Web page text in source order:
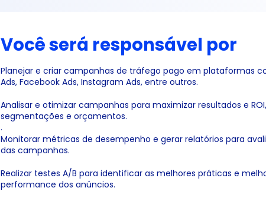
Você será responsável por
Planejar e criar campanhas de tráfego pago em plataformas
Ads, Facebook Ads, Instagram Ads, entre outros.
Analisar e otimizar campanhas para maximizar resultados e
segmentações e orçamentos.
.
Monitorar métricas de desempenho e gerar relatórios para
das campanhas.
Realizar testes A/B para identificar as melhores práticas e
performance dos anúncios.